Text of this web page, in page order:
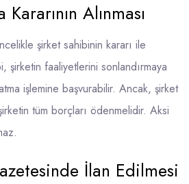
Alınması
şirket sahibinin kararı ile
şirketin faaliyetlerini sonlandırmaya
işlemine başvurabilir. Ancak, şirket
tüm borçları ödenmelidir. Aksi
İlan Edilmesi